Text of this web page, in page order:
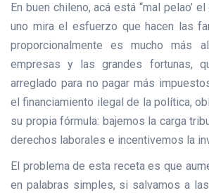
En buen chileno, acá está “mal pelao’
uno mira el esfuerzo que hacen las
proporcionalmente es mucho más
empresas y las grandes fortunas,
arreglado para no pagar más
el financiamiento ilegal de la política,
su propia fórmula: bajemos la carga
derechos laborales e incentivemos la
El problema de esta receta es que
en palabras simples, si salvamos a